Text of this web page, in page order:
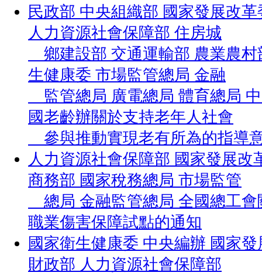
民政部 中央組織部 國家發展改
人力資源社會保障部 住房城
鄉建設部 交通運輸部 農業農村
生健康委 市場監管總局 金融
監管總局 廣電總局 體育總局
國老齡辦關於支持老年人社會
參與推動實現老有所為的指導
人力資源社會保障部 國家發展改
商務部 國家稅務總局 市場監管
總局 金融監管總局 全國總工會
職業傷害保障試點的通知
國家衛生健康委 中央編辦 國家
財政部 人力資源社會保障部